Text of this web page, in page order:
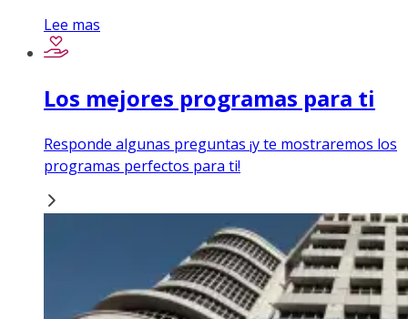
Lee mas
Los mejores programas para ti
Responde algunas preguntas ¡y te mostraremos los
programas perfectos para ti!